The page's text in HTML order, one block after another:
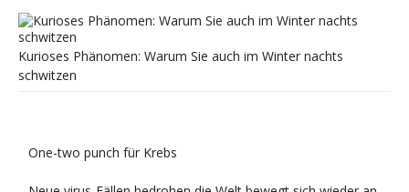
Kurioses Phänomen: Warum Sie auch im Winter nachts
schwitzen
One-two punch für Krebs